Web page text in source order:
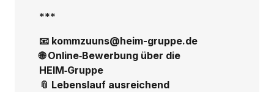
***
📧 kommzuuns@heim-gruppe.de
🌐 Online‑Bewerbung über die
HEIM‑Gruppe
📎 Lebenslauf ausreichend